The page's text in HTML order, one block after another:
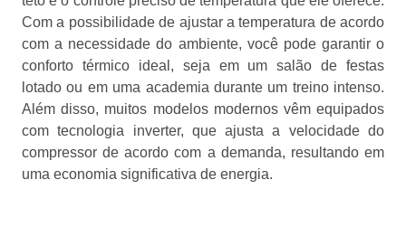
Com a possibilidade de ajustar a temperatura de acordo
com a necessidade do ambiente, você pode garantir o
conforto térmico ideal, seja em um salão de festas
lotado ou em uma academia durante um treino intenso.
Além disso, muitos modelos modernos vêm equipados
com tecnologia inverter, que ajusta a velocidade do
compressor de acordo com a demanda, resultando em
uma economia significativa de energia.